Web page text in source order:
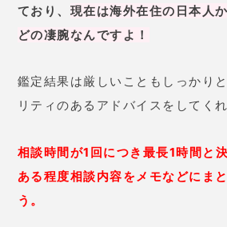
ており、 現在は海外在住の日本人
どの凄腕なんですよ！
鑑定結果は厳しいこともしっかり
リティのあるアドバイスをしてくれ
相談時間が1回につき最長1時間と
ある程度相談内容を メモなどにま
う 。